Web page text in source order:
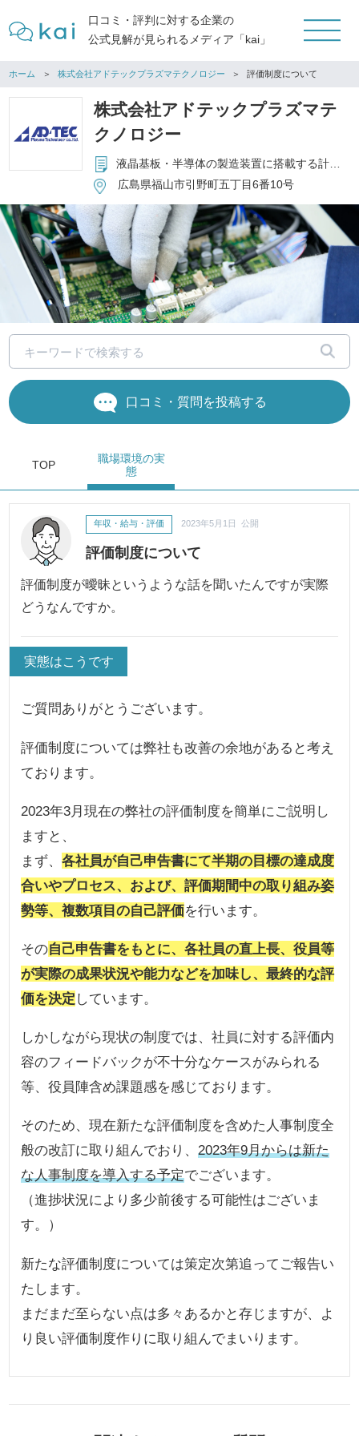
口コミ・評判に対する企業の
公式見解が見られるメディア「kai」
ホーム 株式会社アドテックプラズマテクノロジー 評価制度について
株式会社アドテックプラズマテ
クノロジー
液晶基板・半導体の製造装置に搭載する計測器等の設計、製造、販売及び技術サービスの提供
広島県福山市引野町五丁目6番10号
口コミ・質問を投稿する
TOP
職場環境の実
態
評価制度について
年収・給与・評価 2023年5月1日 公開
評価制度が曖昧というような話を聞いたんですが実際
どうなんですか。
実態はこうです
ご質問ありがとうございます。
評価制度については弊社も改善の余地があると考え
ております。
2023年3月現在の弊社の評価制度を簡単にご説明し
ますと、
まず、各社員が自己申告書にて半期の目標の達成度
合いやプロセス、および、評価期間中の取り組み姿
勢等、複数項目の自己評価を行います。
その自己申告書をもとに、各社員の直上長、役員等
が実際の成果状況や能力などを加味し、最終的な評
価を決定 しています。
しかしながら現状の制度では、社員に対する評価内
容のフィードバックが不十分なケースがみられる
等、役員陣含め課題感を感じております。
そのため、現在新たな評価制度を含めた人事制度全
般の改訂に取り組んでおり、2023年9月からは新た
な人事制度を導入する予定でございます。
（進捗状況により多少前後する可能性はございま
す。）
新たな評価制度については策定次第追ってご報告い
たします。
まだまだ至らない点は多々あるかと存じますが、よ
り良い評価制度作りに取り組んでまいります。